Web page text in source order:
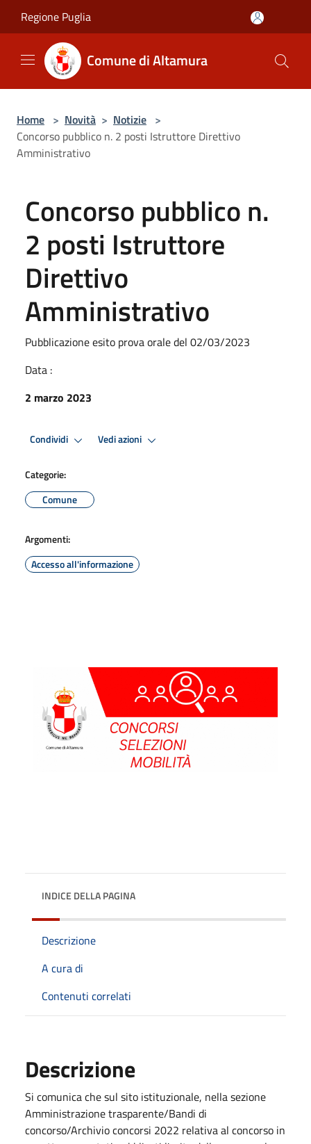
Regione Puglia
Comune di Altamura
Home > Novità > Notizie >
Concorso pubblico n. 2 posti Istruttore Direttivo
Amministrativo
Concorso pubblico n.
2 posti Istruttore
Direttivo
Amministrativo
Pubblicazione esito prova orale del 02/03/2023
Data :
2 marzo 2023
Condividi Vedi azioni
Categorie:
Comune
Argomenti:
Accesso all'informazione
INDICE DELLA PAGINA
Descrizione
A cura di
Contenuti correlati
Descrizione
Si comunica che sul sito istituzionale, nella sezione
Amministrazione trasparente/Bandi di
concorso/Archivio concorsi 2022 relativa al concorso in